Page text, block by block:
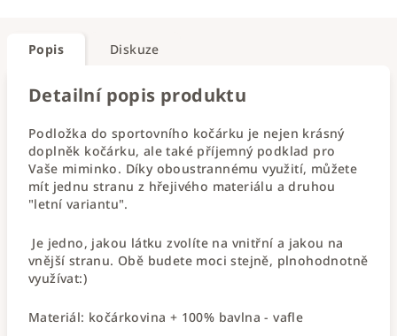
Popis Diskuze
Detailní popis produktu
Podložka do sportovního kočárku je nejen krásný
doplněk kočárku, ale také příjemný podklad pro
Vaše miminko. Díky oboustrannému využití, můžete
mít jednu stranu z hřejivého materiálu a druhou
"letní variantu".
Je jedno, jakou látku zvolíte na vnitřní a jakou na
vnější stranu. Obě budete moci stejně, plnohodnotně
využívat:)
Materiál: kočárkovina + 100% bavlna - vafle